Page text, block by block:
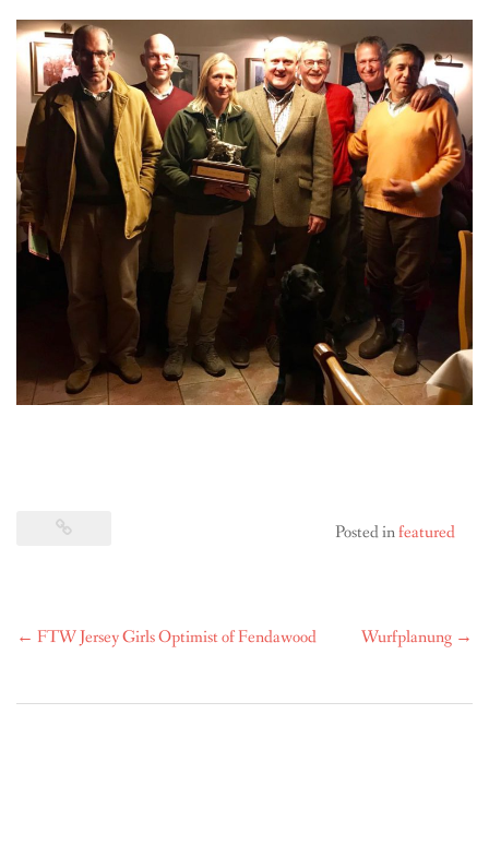
Posted infeatured
Post
← FTW Jersey Girls Optimist of Fendawood Wurfplanung →